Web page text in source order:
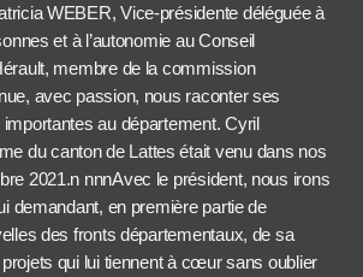
WEBER, Vice-présidente déléguée à
et à l’autonomie au Conseil
membre de la commission
avec passion, nous raconter ses
au département. Cyril
du canton de Lattes était venu dans nos
2021.n nnnAvec le président, nous irons
demandant, en première partie de
des fronts départementaux, de sa
qui lui tiennent à cœur sans oublier